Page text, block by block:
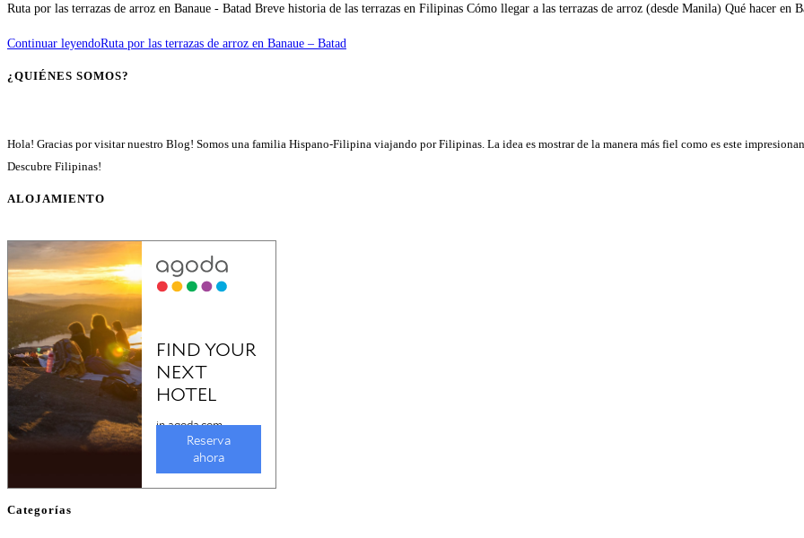
Ruta por las terrazas de arroz en Banaue - Batad Breve historia de las terrazas en Filipinas Cómo llegar a las terrazas de arroz (desde Manila) Qué hacer en
Continuar leyendoRuta por las terrazas de arroz en Banaue – Batad
¿QUIÉNES SOMOS?
Hola! Gracias por visitar nuestro Blog! Somos una familia Hispano-Filipina viajando por Filipinas. La idea es mostrar de la manera más fiel como es este
Descubre Filipinas!
ALOJAMIENTO
Categorías